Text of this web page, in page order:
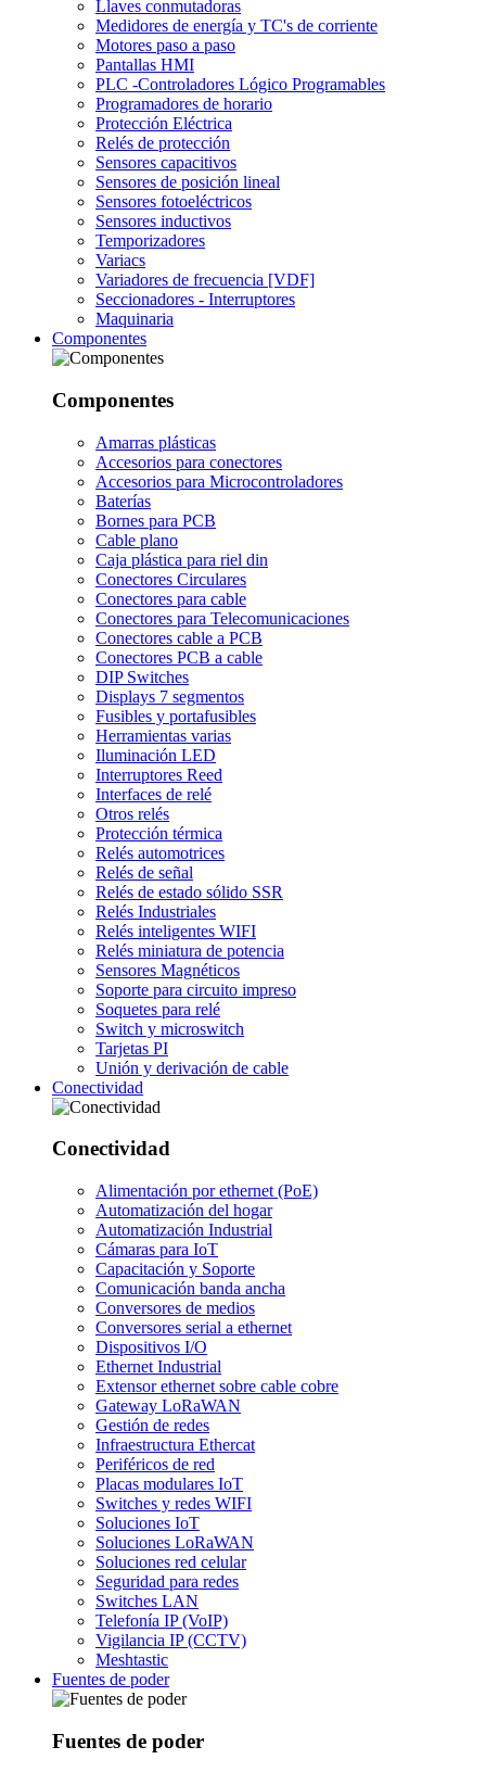
Llaves conmutadoras
Medidores de energía y TC's de corriente
Motores paso a paso
Pantallas HMI
PLC -Controladores Lógico Programables
Programadores de horario
Protección Eléctrica
Relés de protección
Sensores capacitivos
Sensores de posición lineal
Sensores fotoeléctricos
Sensores inductivos
Temporizadores
Variacs
Variadores de frecuencia [VDF]
Seccionadores - Interruptores
Maquinaria
Componentes
Componentes
Amarras plásticas
Accesorios para conectores
Accesorios para Microcontroladores
Baterías
Bornes para PCB
Cable plano
Caja plástica para riel din
Conectores Circulares
Conectores para cable
Conectores para Telecomunicaciones
Conectores cable a PCB
Conectores PCB a cable
DIP Switches
Displays 7 segmentos
Fusibles y portafusibles
Herramientas varias
Iluminación LED
Interruptores Reed
Interfaces de relé
Otros relés
Protección térmica
Relés automotrices
Relés de señal
Relés de estado sólido SSR
Relés Industriales
Relés inteligentes WIFI
Relés miniatura de potencia
Sensores Magnéticos
Soporte para circuito impreso
Soquetes para relé
Switch y microswitch
Tarjetas PI
Unión y derivación de cable
Conectividad
Conectividad
Alimentación por ethernet (PoE)
Automatización del hogar
Automatización Industrial
Cámaras para IoT
Capacitación y Soporte
Comunicación banda ancha
Conversores de medios
Conversores serial a ethernet
Dispositivos I/O
Ethernet Industrial
Extensor ethernet sobre cable cobre
Gateway LoRaWAN
Gestión de redes
Infraestructura Ethercat
Periféricos de red
Placas modulares IoT
Switches y redes WIFI
Soluciones IoT
Soluciones LoRaWAN
Soluciones red celular
Seguridad para redes
Switches LAN
Telefonía IP (VoIP)
Vigilancia IP (CCTV)
Meshtastic
Fuentes de poder
Fuentes de poder